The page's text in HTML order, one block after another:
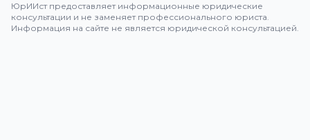
ЮрИИст предоставляет информационные юридические
консультации и не заменяет профессионального юриста.
Информация на сайте не является юридической консультацией.